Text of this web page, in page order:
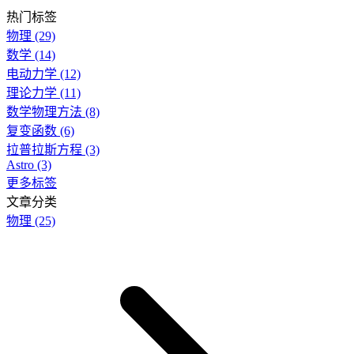
热门标签
物理 (29)
数学 (14)
电动力学 (12)
理论力学 (11)
数学物理方法 (8)
复变函数 (6)
拉普拉斯方程 (3)
Astro (3)
更多标签
文章分类
物理 (25)